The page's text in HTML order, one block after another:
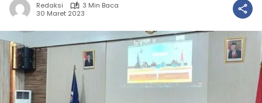
Redaksi
3 Min Baca
30 Maret 2023